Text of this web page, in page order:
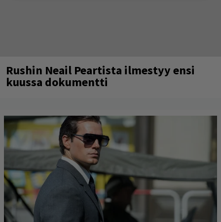
Rushin Neail Peartista ilmestyy ensi
kuussa dokumentti